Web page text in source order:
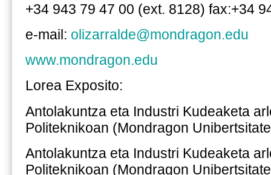
+34 943 79 47 00 (ext. 8128) fax:+34
e-mail: olizarralde@mondragon.edu
www.mondragon.edu
Lorea Exposito:
Antolakuntza eta Industri Kudeaketa
Politeknikoan (Mondragon
Antolakuntza eta Industri Kudeaketa
Politeknikoan (Mondragon